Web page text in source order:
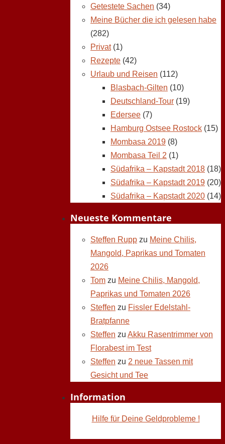
Getestete Sachen (34)
Meine Bücher die ich gelesen habe
(282)
Privat(1)
Rezepte (42)
Urlaub und Reisen (112)
Blasbach-Gilten (10)
Deutschland-Tour (19)
Edersee (7)
Hamburg Ostsee Rostock (15)
Mombasa 2019 (8)
Mombasa Teil 2 (1)
Südafrika – Kapstadt 2018 (18)
Südafrika – Kapstadt 2019 (20)
Südafrika – Kapstadt 2020 (14)
Neueste Kommentare
Steffen Rupp zu Meine Chilis,
Mangold, Paprikas und Tomaten
2026
Tom zu Meine Chilis, Mangold,
Paprikas und Tomaten 2026
Steffen zu Fissler Edelstahl-
Bratpfanne
Steffen zu Akku Rasentrimmer von
Florabest im Test
Steffen zu 2 neue Tassen mit
Gesicht und Tee
Information
Hilfe für Deine Geldprobleme !